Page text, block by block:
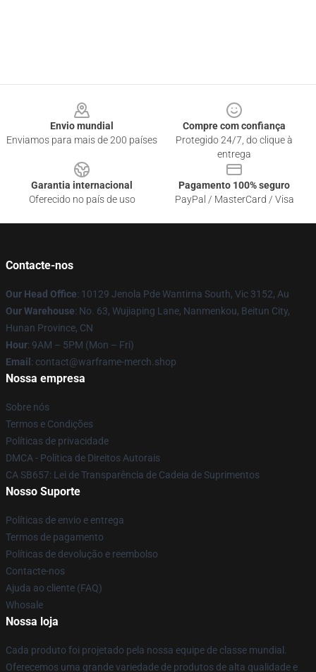
Envio mundial
Enviamos para mais de 200 países
Compre com confiança
Protegido 24/7, do clique à
entrega
Garantia internacional
Oferecido no país de uso
Pagamento 100% seguro
PayPal / MasterCard / Visa
Contacte-nos
Our Head Office: 10129 Jenola Pde Wantirna South, Vic 3152, Au
Our Warehouse: No. 63, Wujiaping Lane, Nanmenkou, Beitun City,
Hunan Province, CN
Hour: 9AM – 5PM (Mon – Fri)
Email : contact@warframe-merch.shop
Nossa empresa
Sobre nós
Termos e Condições
Políticas de privacidade
DMCA - Política de Direitos Autorais
CA SB657: Lei de Transparência de Cadeia de Suprimentos
Nosso Suporte
Políticas de envio e entrega
Termos de pagamento
Políticas de devolução e reembolso
Contacte-nos
Ajuda ao cliente (FAQ)
Whosale
Nossa loja
Cada produto foi projetado pela nossa equipe de classe mundial.
Oferecemos uma grande variedade de produtos de alta qualidade e